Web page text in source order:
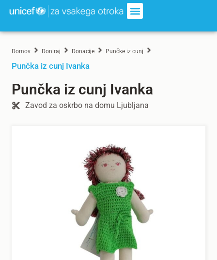
Domov Doniraj Donacije Punčke iz cunj
Punčka iz cunj Ivanka
Punčka iz cunj Ivanka
Zavod za oskrbo na domu Ljubljana